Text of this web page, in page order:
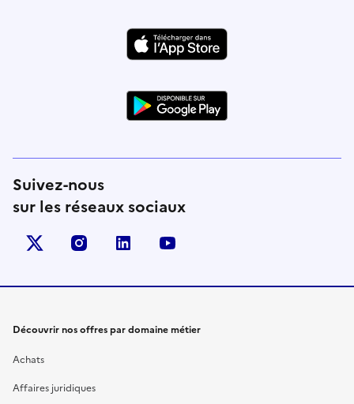
Suivez-nous
sur les réseaux sociaux
X (anciennement Twitter)
instagramlinkedin
Découvrir nos offres par domaine métier
Achats
Affaires juridiques